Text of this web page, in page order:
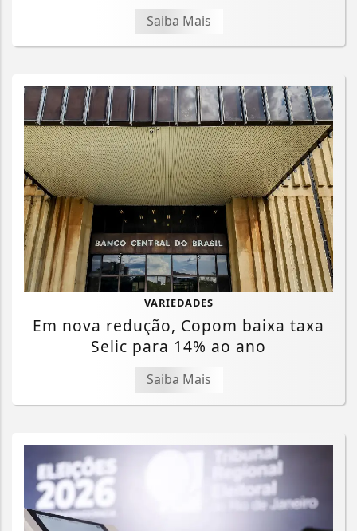
Saiba Mais
VARIEDADES
Em nova redução, Copom baixa taxa
Selic para 14% ao ano
Saiba Mais